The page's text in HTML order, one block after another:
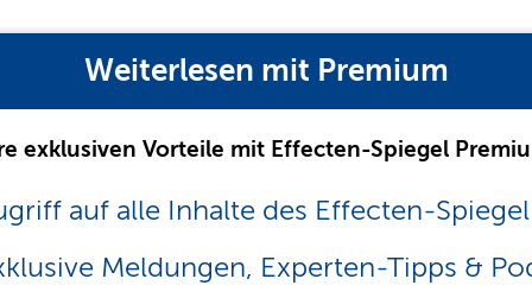
Weiterlesen mit Premium
exklusiven Vorteile mit Effecten-Spiegel
auf alle Inhalte des Effecten-Spiegel
Meldungen, Experten-Tipps &